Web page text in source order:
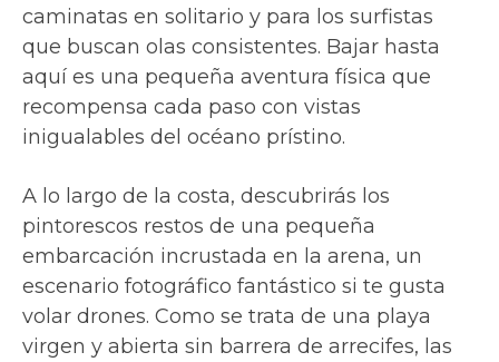
caminatas en solitario y para los surfistas
que buscan olas consistentes. Bajar hasta
aquí es una pequeña aventura física que
recompensa cada paso con vistas
inigualables del océano prístino.
A lo largo de la costa, descubrirás los
pintorescos restos de una pequeña
embarcación incrustada en la arena, un
escenario fotográfico fantástico si te gusta
volar drones. Como se trata de una playa
virgen y abierta sin barrera de arrecifes, las